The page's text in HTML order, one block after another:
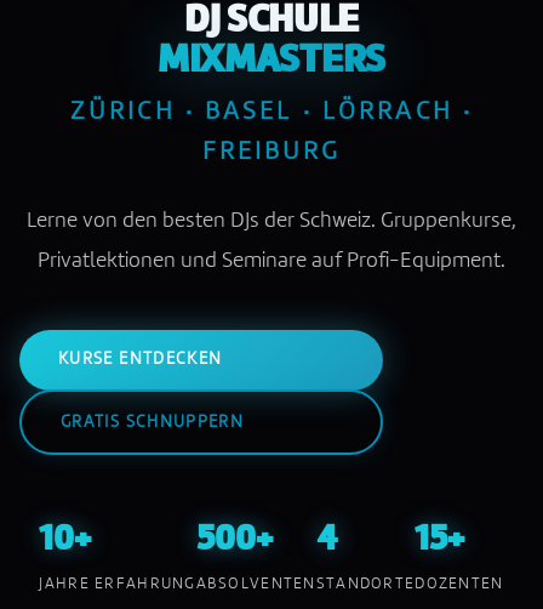
DJ SCHULE
MIXMASTERS
ZÜRICH · BASEL · LÖRRACH ·
FREIBURG
Lerne von den besten DJs der Schweiz. Gruppenkurse,
Privatlektionen und Seminare auf Profi-Equipment.
KURSE ENTDECKEN
GRATIS SCHNUPPERN
10+
JAHRE ERFAHRUNG
500+
ABSOLVENTEN
4
STANDORTE
15+
DOZENTEN